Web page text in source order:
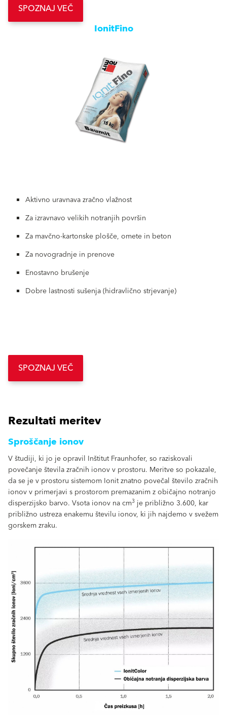
SPOZNAJ VEČ
IonitFino
Aktivno uravnava zračno vlažnost
Za izravnavo velikih notranjih površin
Za mavčno-kartonske plošče, omete in beton
Za novogradnje in prenove
Enostavno brušenje
Dobre lastnosti sušenja (hidravlično strjevanje)
SPOZNAJ VEČ
Rezultati meritev
Sproščanje ionov
V študiji, ki jo je opravil Inštitut Fraunhofer, so raziskovali
povečanje števila zračnih ionov v prostoru. Meritve so pokazale,
da se je v prostoru sistemom Ionit znatno povečal število zračnih
ionov v primerjavi s prostorom premazanim z običajno notranjo
disperzijsko barvo. Vsota ionov na cm3 je približno 3.600, kar
približno ustreza enakemu številu ionov, ki jih najdemo v svežem
gorskem zraku.